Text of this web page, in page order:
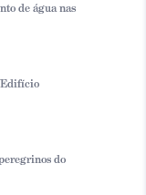
de água nas
Edifício
do